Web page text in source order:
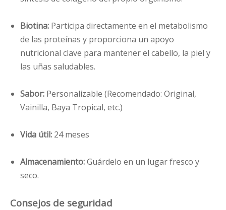
Biotina: Participa directamente en el metabolismo
de las proteínas y proporciona un apoyo
nutricional clave para mantener el cabello, la piel y
las uñas saludables.
Sabor: Personalizable (Recomendado: Original,
Vainilla, Baya Tropical, etc.)
Vida útil: 24 meses
Almacenamiento:Guárdelo en un lugar fresco y
seco.
Consejos de seguridad